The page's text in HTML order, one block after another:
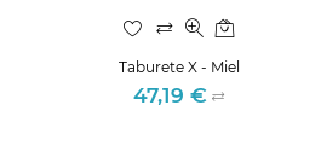
Taburete X - Miel
Precio
47,19 €